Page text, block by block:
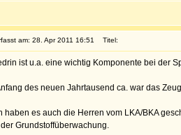
am: 28. Apr 2011 16:51 Titel:
ist u.a. eine wichtig Komponente bei der
des neuen Jahrtausend ca. war das
haben es auch die Herren vom LKA/BKA
Grundstoffüberwachung.